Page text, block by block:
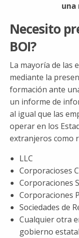
una
Necesito
BOI?
La mayoría de las
mediante la
formación ante
un informe de
al igual que las
operar en los
extranjeros como
LLC
Corporacioses C
Corporaciones S
Corporaciones
Sociedades de
Cualquier otra
gobierno